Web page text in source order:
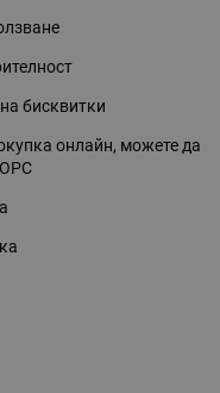
бисквитки
онлайн, можете да
ОРС